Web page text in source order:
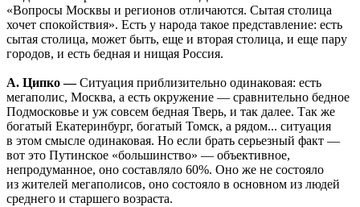
«Вопросы Москвы и регионов отличаются. Сытая столица
хочет спокойствия». Есть у народа такое представление: есть
сытая столица, может быть, еще и вторая столица, и еще пару
городов, и есть бедная и нищая Россия.
А. Ципко —Ситуация приблизительно одинаковая: есть
мегаполис, Москва, а есть окружение — сравнительно бедное
Подмосковье и уж совсем бедная Тверь, и так далее. Так же
богатый Екатеринбург, богатый Томск, а рядом... ситуация
в этом смысле одинаковая. Но если брать серьезный факт —
вот это Путинское «большинство» — объективное,
непродуманное, оно составляло 60%. Оно же не состояло
из жителей мегаполисов, оно состояло в основном из людей
среднего и старшего возраста.